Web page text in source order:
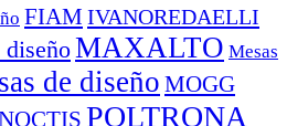
FIAM IVANOREDAELLI
MAXALTO Mesas
de diseño MOGG
POLTRONA